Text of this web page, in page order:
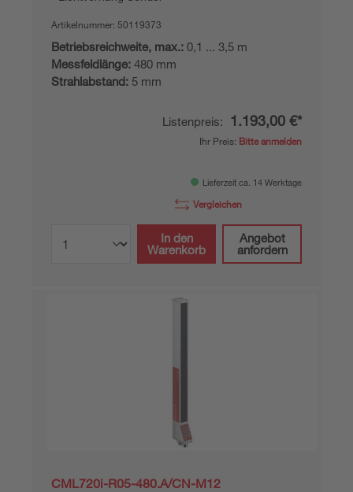
Artikelnummer: 50119373
Betriebsreichweite, max.: 0,1 ... 3,5 m
Messfeldlänge: 480 mm
Strahlabstand: 5 mm
Listenpreis: 1.193,00 €*
Ihr Preis: Bitte anmelden
Lieferzeit ca. 14 Werktage
Vergleichen
In den
Warenkorb
Angebot
anfordern
CML720i-R05-480.A/CN-M12